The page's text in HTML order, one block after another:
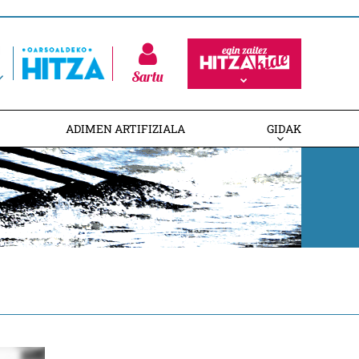
Sartu
ADIMEN ARTIFIZIALA GIDAK